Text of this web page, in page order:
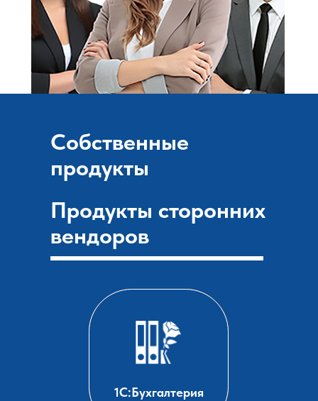
Собственные
продукты
Продукты сторонних
вендоров
1С:Бухгалтерия